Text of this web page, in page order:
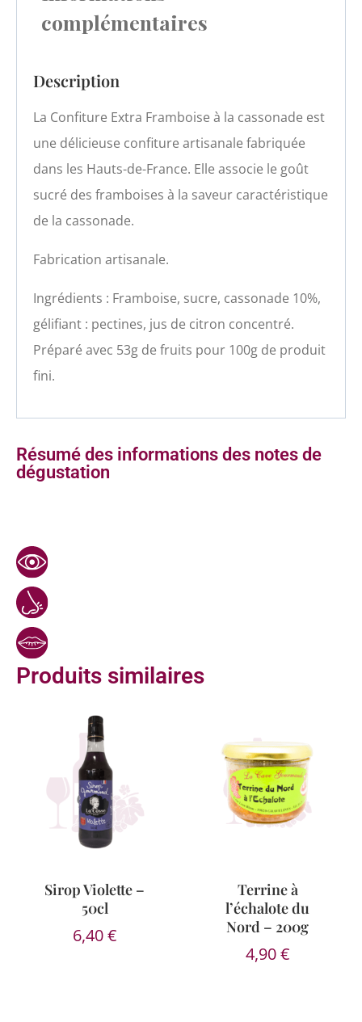
complémentaires
Description
La Confiture Extra Framboise à la cassonade est
une délicieuse confiture artisanale fabriquée
dans les Hauts-de-France. Elle associe le goût
sucré des framboises à la saveur caractéristique
de la cassonade.
Fabrication artisanale.
Ingrédients : Framboise, sucre, cassonade 10%,
gélifiant : pectines, jus de citron concentré.
Préparé avec 53g de fruits pour 100g de produit
fini.
Résumé des informations des notes de
dégustation
Produits similaires
Sirop Violette –
50cl
6,40€
Terrine à
l’échalote du
Nord – 200g
4,90€